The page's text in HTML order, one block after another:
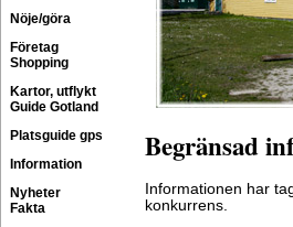
Nöje/göra
Företag
Shopping
Kartor, utflykt
Guide Gotland
Platsguide gps
Information
Nyheter
Fakta
Begränsad
Informationen har
konkurrens.